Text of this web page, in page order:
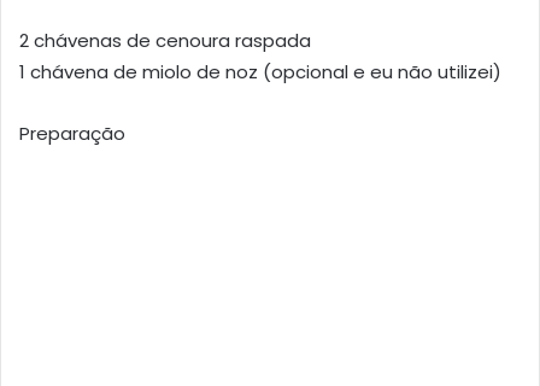
2 chávenas de cenoura raspada
1 chávena de miolo de noz (opcional e eu não utilizei)
Preparação